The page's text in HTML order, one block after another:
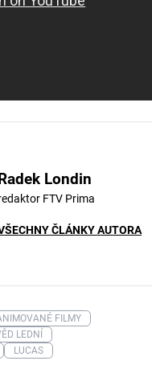
Radek Londin
FTV Prima
ČLÁNKY AUTORA
FILMY
LEDNÍ
LUCAS